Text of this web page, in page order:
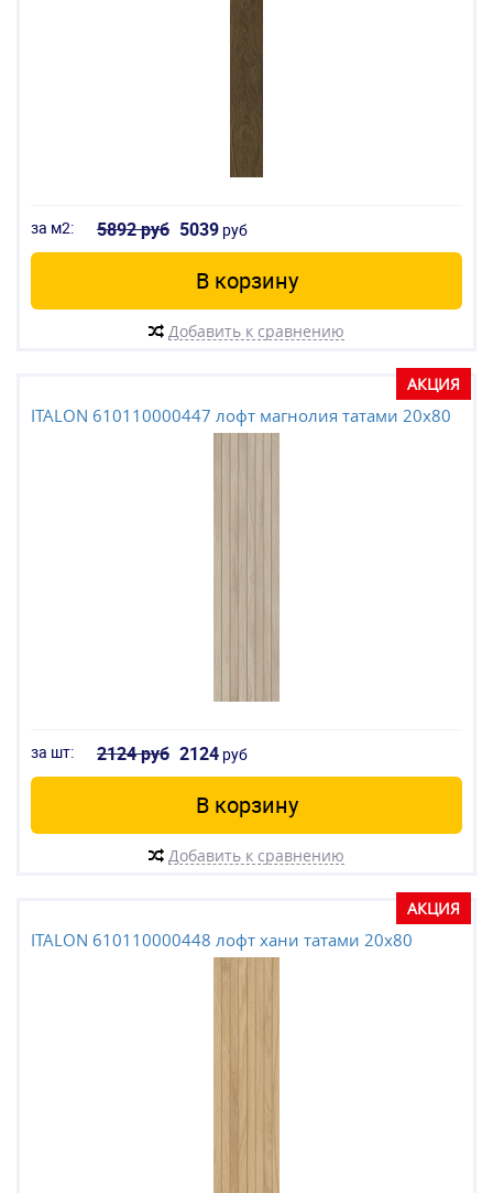
за м2: 5892 руб 5039 руб
В корзину
Добавить к сравнению
АКЦИЯ
ITALON 610110000447 лофт магнолия татами 20x80
за шт: 2124 руб 2124 руб
В корзину
Добавить к сравнению
АКЦИЯ
ITALON 610110000448 лофт хани татами 20x80